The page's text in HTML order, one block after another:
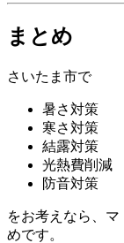
まとめ
さいたま市で
暑さ対策
寒さ対策
結露対策
光熱費削減
防音対策
をお考えなら、
めです。